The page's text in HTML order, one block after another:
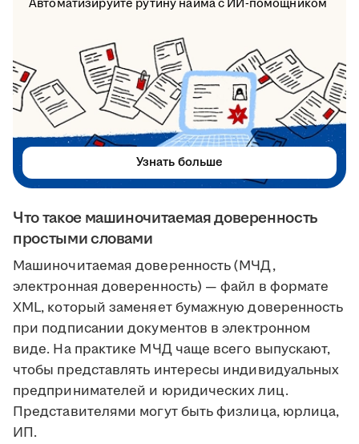
Что такое машиночитаемая доверенность
простыми словами
Машиночитаемая доверенность (МЧД,
электронная доверенность) — файл в формате
XML, который заменяет бумажную доверенность
при подписании документов в электронном
виде. На практике МЧД чаще всего выпускают,
чтобы представлять интересы индивидуальных
предпринимателей и юридических лиц.
Представителями могут быть физлица, юрлица,
ИП.
Автоматизируйте рутину найма с ИИ-помощником
Узнать больше